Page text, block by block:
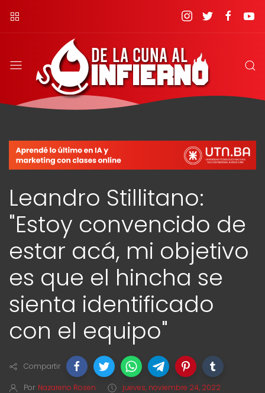
Leandro Stillitano:
"Estoy convencido de
estar acá, mi objetivo
es que el hincha se
sienta identificado
con el equipo"
Compartir
Por Nazareno Rosen
jueves, noviembre 24, 2022